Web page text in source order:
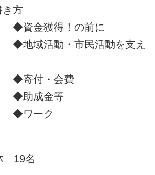
き方
得！の前に
・市民活動を支え
会費
金等
ク
19名